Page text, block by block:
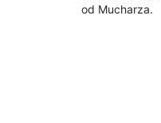
od Mucharza.